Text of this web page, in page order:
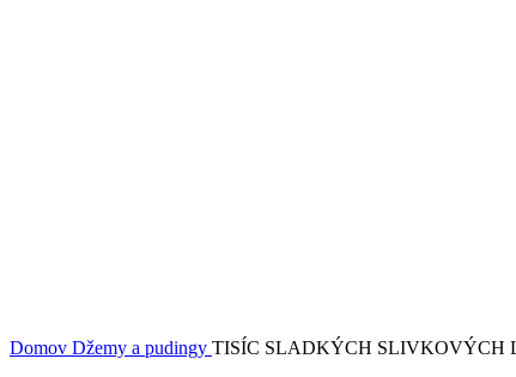
Domov Džemy a pudingy TISÍC SLADKÝCH SLIVKOVÝCH